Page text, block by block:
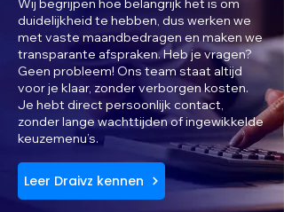
Wij begrijpen hoe belangrijk het is om
duidelijkheid te hebben, dus werken we
met vaste maandbedragen en maken we
transparante afspraken. Heb je vragen?
Geen probleem! Ons team staat altijd
voor je klaar, zonder verborgen kosten.
Je hebt direct persoonlijk contact,
zonder lange wachttijden of ingewikkelde
keuzemenu’s.
Leer Draivz kennen